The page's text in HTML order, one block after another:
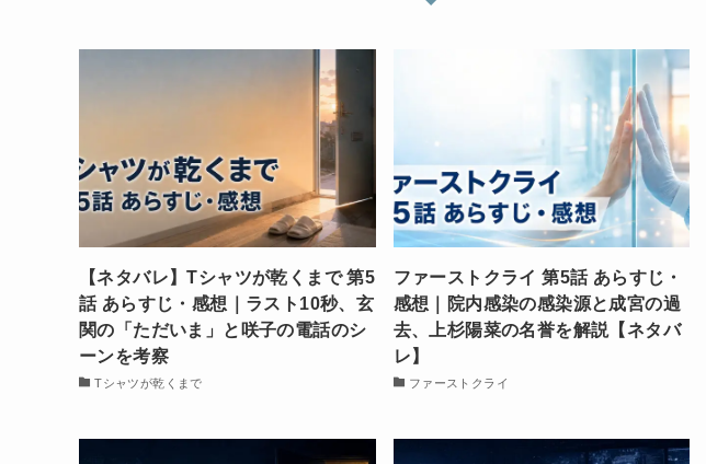
【ネタバレ】Tシャツが乾くまで 第5
話 あらすじ・感想｜ラスト10秒、玄
関の「ただいま」と咲子の電話のシ
ーンを考察
Tシャツが乾くまで
ファーストクライ 第5話 あらすじ・
感想｜院内感染の感染源と成宮の過
去、上杉陽菜の名誉を解説【ネタバ
レ】
ファーストクライ